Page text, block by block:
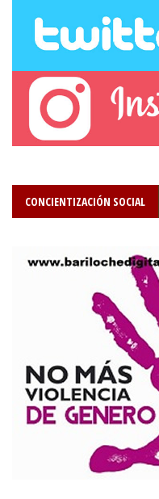
CONCIENTIZACIÓN SOCIAL